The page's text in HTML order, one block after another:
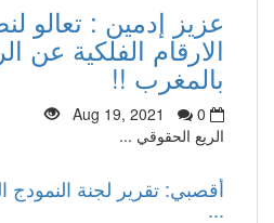
عزيز إدمين : تعالو
الارقام الفلكية عن
بالمغرب !!
Aug 19, 2021
0
الريع الحقوقي ...
أقصبي: تقرير لجنة النمودج